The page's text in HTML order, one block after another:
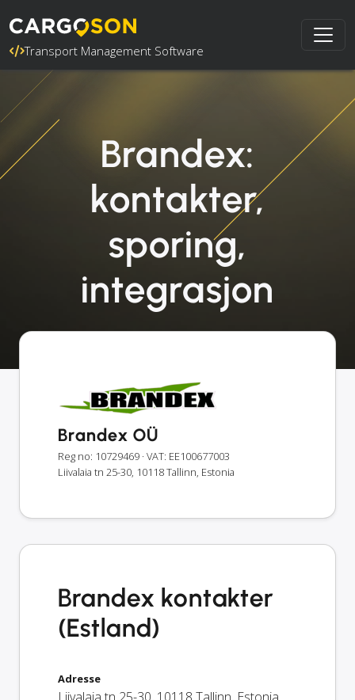
Transport Management Software
Brandex:
kontakter,
sporing,
integrasjon
Brandex OÜ
Reg no: 10729469 · VAT: EE100677003
Liivalaia tn 25-30, 10118 Tallinn, Estonia
Brandex kontakter
(Estland)
Adresse